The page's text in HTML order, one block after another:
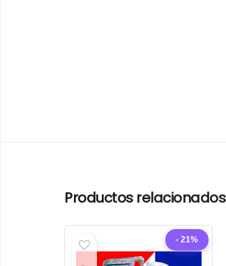
Productos relacionados
- 21%